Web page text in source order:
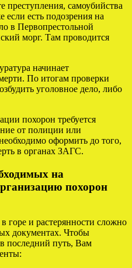
преступления, самоубийства
если есть подозрения на
в Первопрестольной
морг. Там проводится
начинает
По итогам проверки
уголовное дело, либо
похорон требуется
от полиции или
оформить до того,
в органах ЗАГС.
на
похорон
горе и растерянности сложно
документах. Чтобы
последний путь, Вам